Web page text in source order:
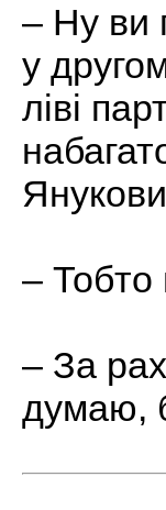
– Ну ви
у
ліві
– Тобто
– За
думаю,